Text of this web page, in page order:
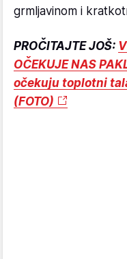
grmljavinom i
PROČITAJTE JOŠ:
OČEKUJE NAS
očekuju toplotni
(FOTO)